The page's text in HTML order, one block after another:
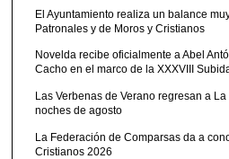
El Ayuntamiento realiza un balance
Patronales y de Moros y Cristianos
Novelda recibe oficialmente a Abel
Cacho en el marco de la XXXVIII
Las Verbenas de Verano regresan a
noches de agosto
La Federación de Comparsas da a
Cristianos 2026